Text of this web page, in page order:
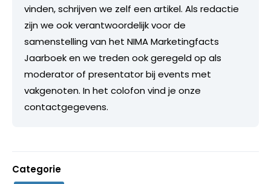
vinden, schrijven we zelf een artikel. Als redactie
zijn we ook verantwoordelijk voor de
samenstelling van het NIMA Marketingfacts
Jaarboek en we treden ook geregeld op als
moderator of presentator bij events met
vakgenoten. In het colofon vind je onze
contactgegevens.
Categorie